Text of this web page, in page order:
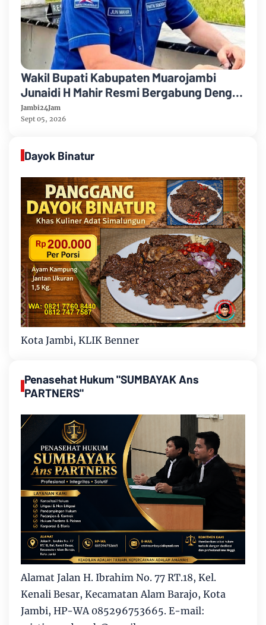
Wakil Bupati Kabupaten Muarojambi
Junaidi H Mahir Resmi Bergabung Dengan
Partai Demikrat
Jambi24Jam
Sept 05, 2026
Dayok Binatur
Kota Jambi, KLIK Benner
Penasehat Hukum "SUMBAYAK Ans
PARTNERS"
Alamat Jalan H. Ibrahim No. 77 RT.18, Kel.
Kenali Besar, Kecamatan Alam Barajo, Kota
Jambi, HP-WA 085296753665. E-mail: